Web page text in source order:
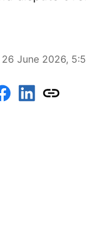
26 June 2026,